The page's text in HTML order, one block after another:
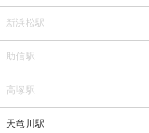
新浜松駅
助信駅
高塚駅
天竜川駅